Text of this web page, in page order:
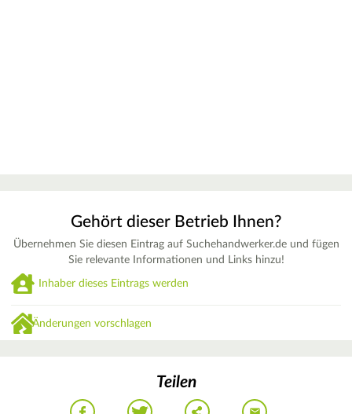
Gehört dieser Betrieb Ihnen?
Übernehmen Sie diesen Eintrag auf Suchehandwerker.de und fügen
Sie relevante Informationen und Links hinzu!
Inhaber dieses Eintrags werden
Änderungen vorschlagen
Teilen